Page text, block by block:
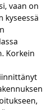
vaan on
kyseessä
Korkein